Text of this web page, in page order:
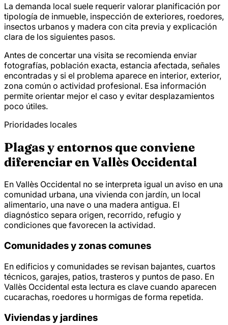
La demanda local suele requerir valorar planificación por
tipología de inmueble, inspección de exteriores, roedores,
insectos urbanos y madera con cita previa y explicación
clara de los siguientes pasos.
Antes de concertar una visita se recomienda enviar
fotografías, población exacta, estancia afectada, señales
encontradas y si el problema aparece en interior, exterior,
zona común o actividad profesional. Esa información
permite orientar mejor el caso y evitar desplazamientos
poco útiles.
Prioridades locales
Plagas y entornos que conviene
diferenciar en Vallès Occidental
En Vallès Occidental no se interpreta igual un aviso en una
comunidad urbana, una vivienda con jardín, un local
alimentario, una nave o una madera antigua. El
diagnóstico separa origen, recorrido, refugio y
condiciones que favorecen la actividad.
Comunidades y zonas comunes
En edificios y comunidades se revisan bajantes, cuartos
técnicos, garajes, patios, trasteros y puntos de paso. En
Vallès Occidental esta lectura es clave cuando aparecen
cucarachas, roedores u hormigas de forma repetida.
Viviendas y jardines